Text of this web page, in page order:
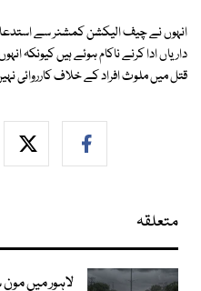
انہوں نے چیف الیکشن کمشنر سے استدعا
داریاں ادا کرنے ناکام ہوئے ہیں کیونکہ
قتل میں ملوث افراد کے خلاف کارروائی
متعلقہ
لاہور میں